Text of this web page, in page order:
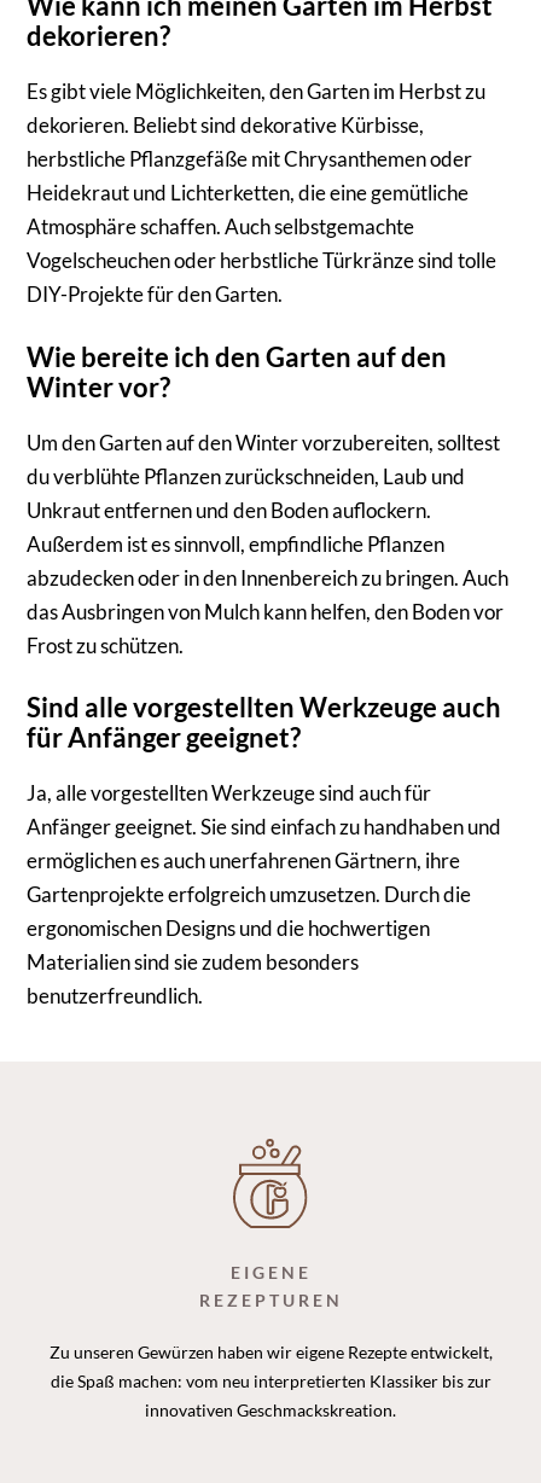
dekorieren?
Es gibt viele Möglichkeiten, den Garten im Herbst zu
dekorieren. Beliebt sind dekorative Kürbisse,
herbstliche Pflanzgefäße mit Chrysanthemen oder
Heidekraut und Lichterketten, die eine gemütliche
Atmosphäre schaffen. Auch selbstgemachte
Vogelscheuchen oder herbstliche Türkränze sind tolle
DIY-Projekte für den Garten.
Wie bereite ich den Garten auf den
Winter vor?
Um den Garten auf den Winter vorzubereiten, solltest
du verblühte Pflanzen zurückschneiden, Laub und
Unkraut entfernen und den Boden auflockern.
Außerdem ist es sinnvoll, empfindliche Pflanzen
abzudecken oder in den Innenbereich zu bringen. Auch
das Ausbringen von Mulch kann helfen, den Boden vor
Frost zu schützen.
Sind alle vorgestellten Werkzeuge auch
für Anfänger geeignet?
Ja, alle vorgestellten Werkzeuge sind auch für
Anfänger geeignet. Sie sind einfach zu handhaben und
ermöglichen es auch unerfahrenen Gärtnern, ihre
Gartenprojekte erfolgreich umzusetzen. Durch die
ergonomischen Designs und die hochwertigen
Materialien sind sie zudem besonders
benutzerfreundlich.
EIGENE
REZEPTUREN
Zu unseren Gewürzen haben wir eigene Rezepte entwickelt,
die Spaß machen: vom neu interpretierten Klassiker bis zur
innovativen Geschmackskreation.